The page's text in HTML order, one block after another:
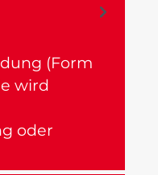
(Form
wird
oder